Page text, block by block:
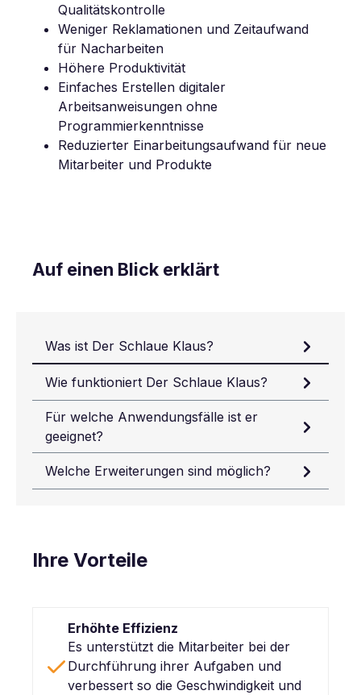
Qualitätskontrolle
Weniger Reklamationen und Zeitaufwand
für Nacharbeiten
Höhere Produktivität
Einfaches Erstellen digitaler
Arbeitsanweisungen ohne
Programmierkenntnisse
Reduzierter Einarbeitungsaufwand für neue
Mitarbeiter und Produkte
Auf einen Blick erklärt
Was ist Der Schlaue Klaus?
Wie funktioniert Der Schlaue Klaus?
Für welche Anwendungsfälle ist er
geeignet?
Welche Erweiterungen sind möglich?
Ihre Vorteile
Erhöhte Effizienz
Es unterstützt die Mitarbeiter bei der
Durchführung ihrer Aufgaben und
verbessert so die Geschwindigkeit und